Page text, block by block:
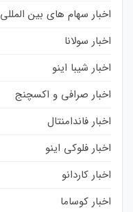
اخبار سهام های بین المللی
اخبار سولانا
اخبار شیبا اینو
اخبار صرافی و اکسچنج
اخبار فاندامنتال
اخبار فلوکی اینو
اخبار کاردانو
اخبار کوساما